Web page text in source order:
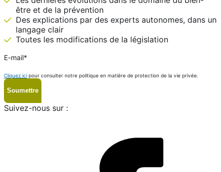
être et de la prévention
Des explications par des experts autonomes, dans un
langage clair
Toutes les modifications de la législation
E-mail*
Cliquez ici pour consulter notre politique en matière de protection de la vie privée.
Suivez-nous sur :